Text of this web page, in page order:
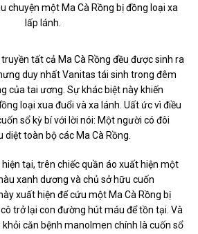
chuyện một Ma Cà Rồng bị đồng loại xa
lấp lánh.
tất cả Ma Cà Rồng đều được sinh ra
duy nhất Vanitas tái sinh trong đêm
của tai ương. Sự khác biệt này khiến
loại xua đuổi và xa lánh. Uất ức vì điều
sổ kỳ bí với lời nói: Một người có đôi
toàn bộ các Ma Cà Rồng.
tại, trên chiếc quần áo xuất hiện một
xanh dương và chủ sở hữu cuốn
xuất hiện để cứu một Ma Cà Rồng bị
trở lại con đường hút máu để tồn tại. Và
khỏi căn bệnh manolmen chính là cuốn sổ